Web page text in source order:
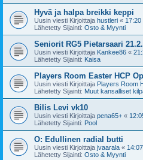
Hyvä ja halpa breikki keppi
Uusin viesti Kirjoittaja hustleri « 17:20
Lähetetty Sijainti: Osto & Myynti
Seniorit RG5 Pietarsaari
Uusin viesti Kirjoittaja Kankee86 «
Lähetetty Sijainti: Kaisa
Players Room Easter HCP
Uusin viesti Kirjoittaja Players Room
Lähetetty Sijainti: Muut kansalliset
Bilis Levi vk10
Uusin viesti Kirjoittaja pena65+ «
Lähetetty Sijainti: Pool
O: Edullinen radial butti
Uusin viesti Kirjoittaja jvaarala «
Lähetetty Sijainti: Osto & Myynti